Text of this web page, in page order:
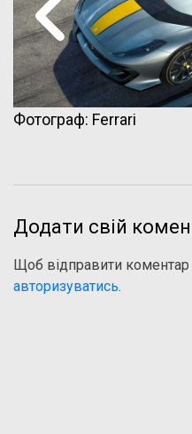
Фотограф: Ferrari
Додати свій
Щоб відправити
авторизуватись.